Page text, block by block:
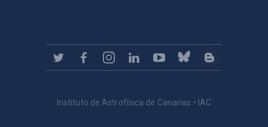
Instituto de Astrofísica de Canarias • IAC